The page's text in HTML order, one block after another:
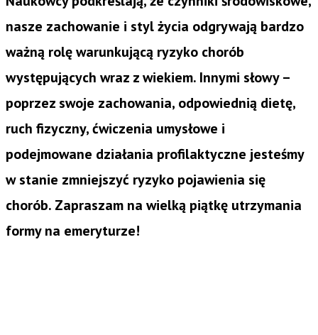
nasze zachowanie i styl życia odgrywają bardzo
ważną rolę warunkującą ryzyko chorób
występujących wraz z wiekiem. Innymi słowy –
poprzez swoje zachowania, odpowiednią dietę,
ruch fizyczny, ćwiczenia umysłowe i
podejmowane działania profilaktyczne jesteśmy
w stanie zmniejszyć ryzyko pojawienia się
chorób. Zapraszam na wielką piątkę utrzymania
formy na emeryturze!